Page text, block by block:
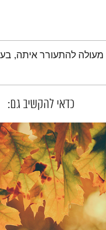
מעולה להתעורר איתה,
כדאי להקשיב גם: